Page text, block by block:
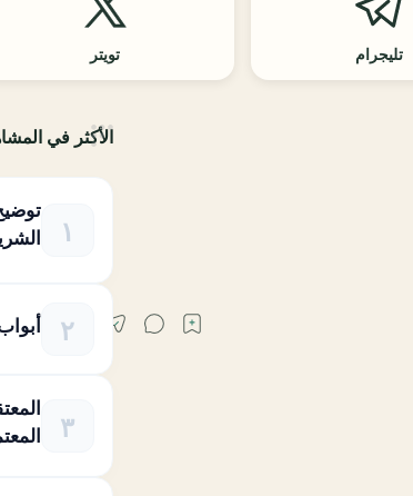
تليجرام تويتر
الأكثر في